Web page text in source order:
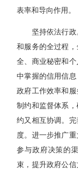
表率和导向作用
坚持依法行政
和服务的全过程
全、商业秘密和
中掌握的信用信
政府工作效率和
制约和监督体系
约又相互协调。
度。进一步推广
参与政府决策的
束，提升政府公